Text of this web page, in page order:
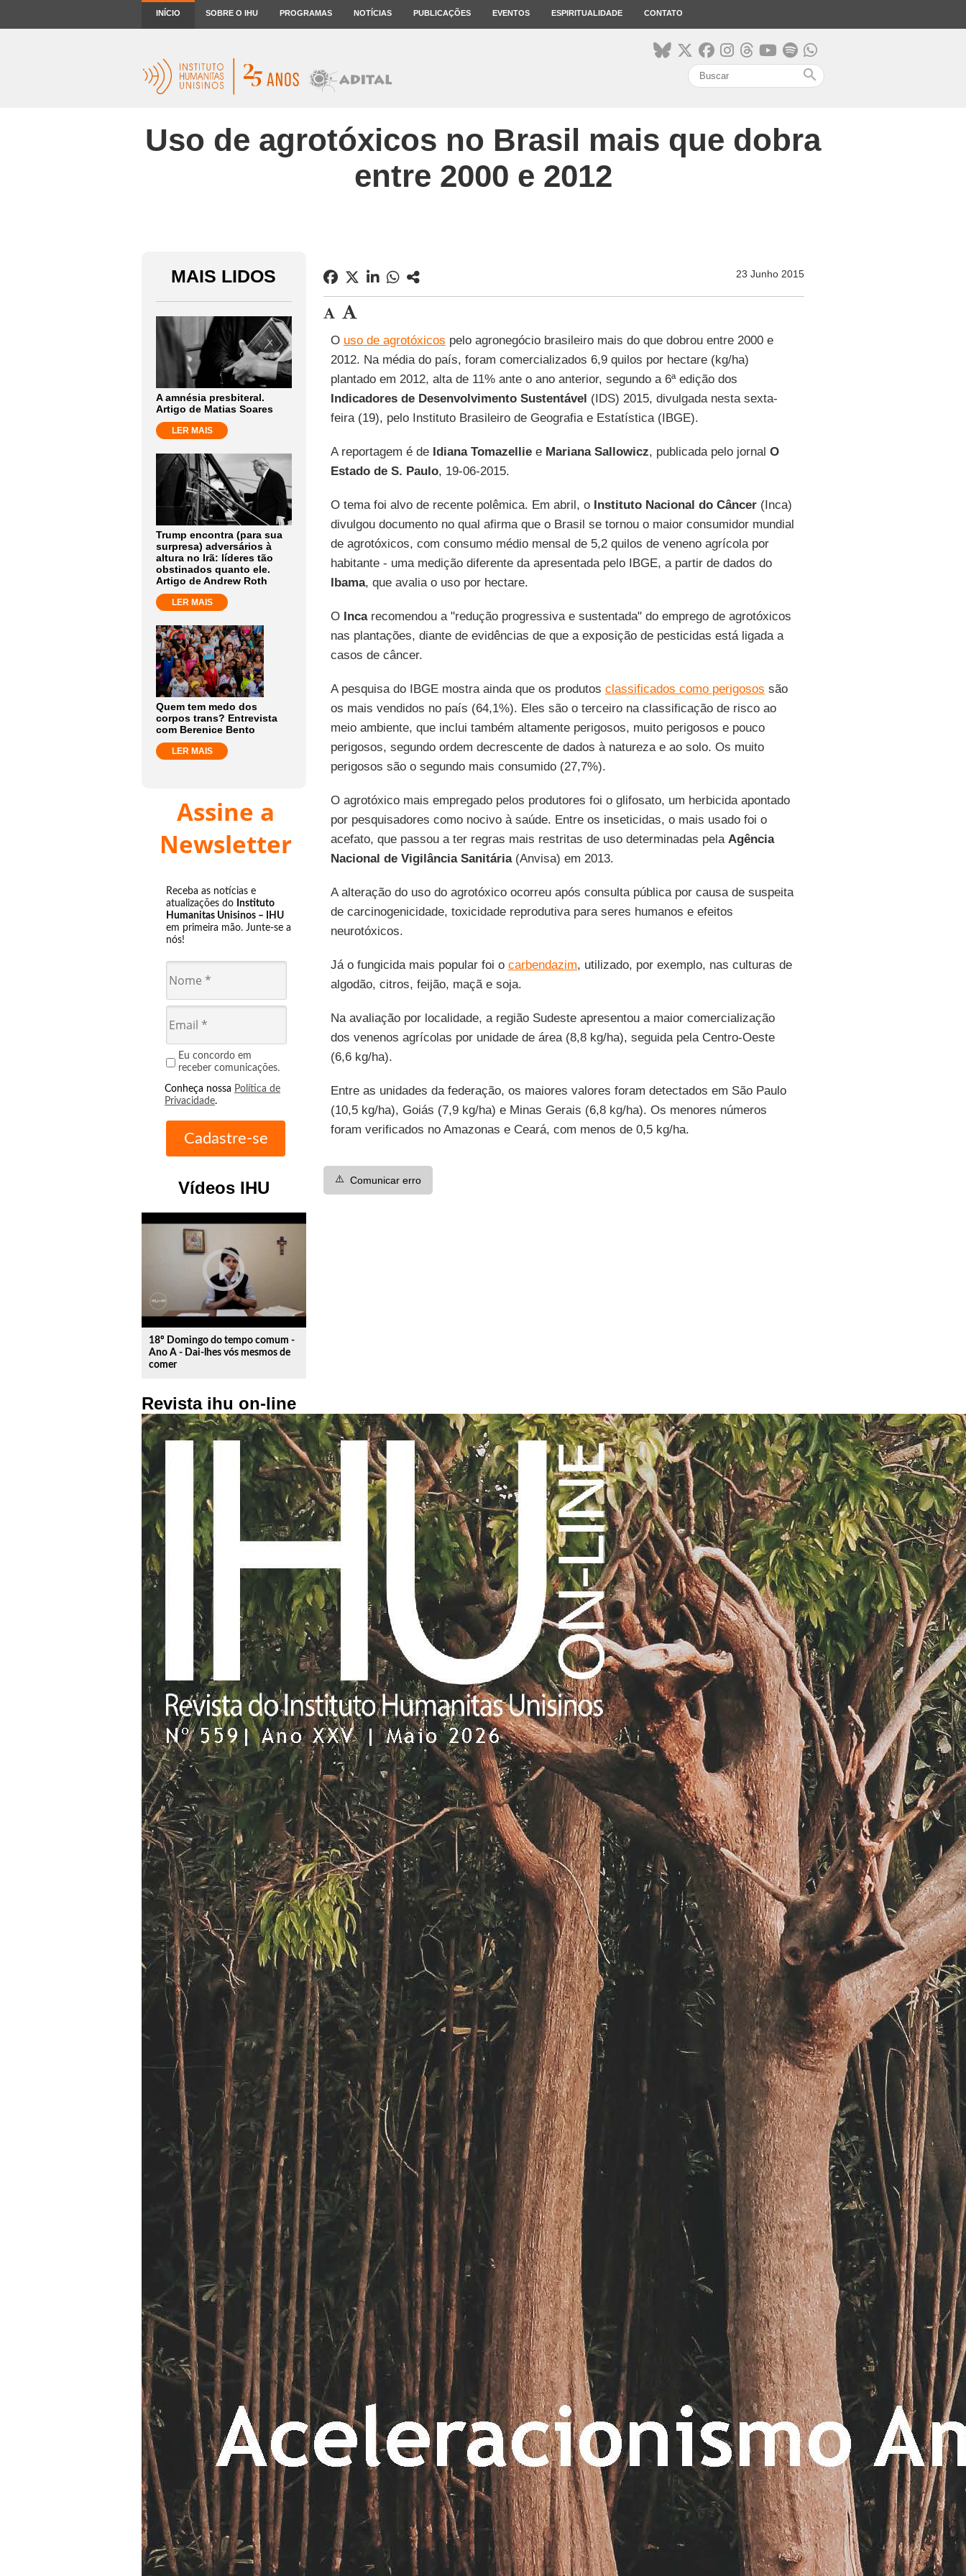
INÍCIO SOBRE O IHU PROGRAMAS NOTÍCIAS PUBLICAÇÕES EVENTOS ESPIRITUALIDADE CONTATO
search
Uso de agrotóxicos no Brasil mais que dobra
entre 2000 e 2012
MAIS LIDOS
A amnésia presbiteral.
Artigo de Matias Soares
LER MAIS
Trump encontra (para sua
surpresa) adversários à
altura no Irã: líderes tão
obstinados quanto ele.
Artigo de Andrew Roth
LER MAIS
Quem tem medo dos
corpos trans? Entrevista
com Berenice Bento
LER MAIS
Assine a
Newsletter
Receba as notícias e
atualizações do Instituto
Humanitas Unisinos – IHU
em primeira mão. Junte-se a
nós!
Eu concordo em
receber comunicações.
Conheça nossa Política de
Privacidade.
Vídeos IHU
play_circle_outline
18º Domingo do tempo comum -
Ano A - Dai-lhes vós mesmos de
comer
Revista ihu on-line
23 Junho 2015
O uso de agrotóxicos pelo agronegócio brasileiro mais do que dobrou entre 2000 e
2012. Na média do país, foram comercializados 6,9 quilos por hectare (kg/ha)
plantado em 2012, alta de 11% ante o ano anterior, segundo a 6ª edição dos
Indicadores de Desenvolvimento Sustentável (IDS) 2015, divulgada nesta sexta-
feira (19), pelo Instituto Brasileiro de Geografia e Estatística (IBGE).
A reportagem é de Idiana Tomazelliee Mariana Sallowicz, publicada pelo jornal O
Estado de S. Paulo, 19-06-2015.
O tema foi alvo de recente polêmica. Em abril, o Instituto Nacional do Câncer(Inca)
divulgou documento no qual afirma que o Brasil se tornou o maior consumidor mundial
de agrotóxicos, com consumo médio mensal de 5,2 quilos de veneno agrícola por
habitante - uma medição diferente da apresentada pelo IBGE, a partir de dados do
Ibama, que avalia o uso por hectare.
O Incarecomendou a "redução progressiva e sustentada" do emprego de agrotóxicos
nas plantações, diante de evidências de que a exposição de pesticidas está ligada a
casos de câncer.
A pesquisa do IBGE mostra ainda que os produtos classificados como perigosos são
os mais vendidos no país (64,1%). Eles são o terceiro na classificação de risco ao
meio ambiente, que inclui também altamente perigosos, muito perigosos e pouco
perigosos, segundo ordem decrescente de dados à natureza e ao solo. Os muito
perigosos são o segundo mais consumido (27,7%).
O agrotóxico mais empregado pelos produtores foi o glifosato, um herbicida apontado
por pesquisadores como nocivo à saúde. Entre os inseticidas, o mais usado foi o
acefato, que passou a ter regras mais restritas de uso determinadas pela Agência
Nacional de Vigilância Sanitária(Anvisa) em 2013.
A alteração do uso do agrotóxico ocorreu após consulta pública por causa de suspeita
de carcinogenicidade, toxicidade reprodutiva para seres humanos e efeitos
neurotóxicos.
Já o fungicida mais popular foi o carbendazim, utilizado, por exemplo, nas culturas de
algodão, citros, feijão, maçã e soja.
Na avaliação por localidade, a região Sudeste apresentou a maior comercialização
dos venenos agrícolas por unidade de área (8,8 kg/ha), seguida pela Centro-Oeste
(6,6 kg/ha).
Entre as unidades da federação, os maiores valores foram detectados em São Paulo
(10,5 kg/ha), Goiás (7,9 kg/ha) e Minas Gerais (6,8 kg/ha). Os menores números
foram verificados no Amazonas e Ceará, com menos de 0,5 kg/ha.
⚠️ Comunicar erro